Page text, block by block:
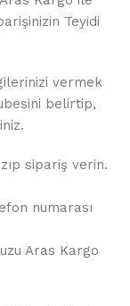
Teyidi
vermek
belirtip,
sipariş verin.
numarası
Aras Kargo